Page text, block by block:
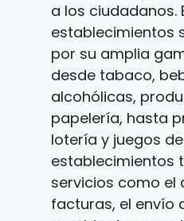
a los ciudadanos.
establecimientos
por su amplia
desde tabaco,
alcohólicas,
papelería, hasta
lotería y juegos
establecimientos
servicios como el
facturas, el envío